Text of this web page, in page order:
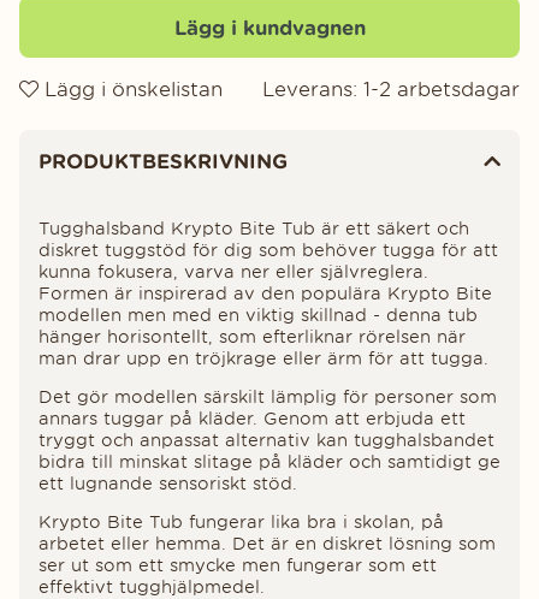
Lägg i kundvagnen
Lägg i önskelistan Leverans: 1-2 arbetsdagar
PRODUKTBESKRIVNING
Tugghalsband Krypto Bite Tub är ett säkert och
diskret tuggstöd för dig som behöver tugga för att
kunna fokusera, varva ner eller självreglera.
Formen är inspirerad av den populära Krypto Bite
modellen men med en viktig skillnad - denna tub
hänger horisontellt, som efterliknar rörelsen när
man drar upp en tröjkrage eller ärm för att tugga.
Det gör modellen särskilt lämplig för personer som
annars tuggar på kläder. Genom att erbjuda ett
tryggt och anpassat alternativ kan tugghalsbandet
bidra till minskat slitage på kläder och samtidigt ge
ett lugnande sensoriskt stöd.
Krypto Bite Tub fungerar lika bra i skolan, på
arbetet eller hemma. Det är en diskret lösning som
ser ut som ett smycke men fungerar som ett
effektivt tugghjälpmedel.